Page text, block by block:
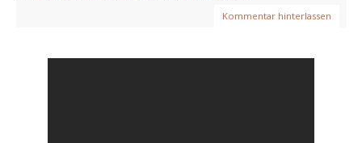
Kommentar hinterlassen